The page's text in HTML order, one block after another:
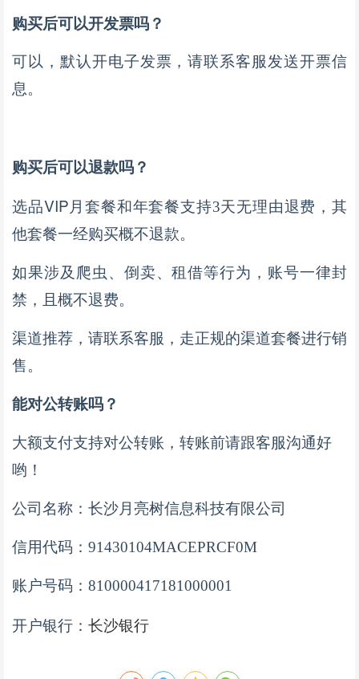
购买后可以开发票吗？
可以，默认开电子发票，请联系客服发送开票信
息。
购买后可以退款吗？
选品VIP 月套餐和年套餐支持3天无理由退费，其
他套餐一经购买概不退款。
如果涉及爬虫、倒卖、租借等行为，账号一律封
禁，且概不退费。
渠道推荐，请联系客服，走正规的渠道套餐进行销
售。
能对公转账吗？
大额支付支持对公转账，转账前请跟客服沟通好
哟！
公司名称：长沙月亮树信息科技有限公司
信用代码： 91430104MACEPRCF0M
账户号码： 810000417181000001
开户银行： 长沙银行